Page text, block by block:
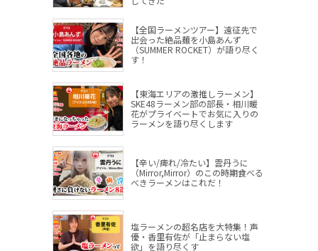
【全国ラーメンツアー】遠征先で
出会った絶品麺を小島あんず
（SUMMER ROCKET）が語り尽く
す！
【東海エリアの激推しラーメン】
SKE48ラーメン部の部長・相川暖
花がプライベートでお気に入りの
ラーメンを語り尽くします
【辛い/痺れ/冷たい】雲丹うに
（Mirror,Mirror）のこの時期食べる
べきラーメンはこれだ！
塩ラーメンの超名店を大特集！声
優・香里有佐が「止まらない塩
欲」を語り尽くす